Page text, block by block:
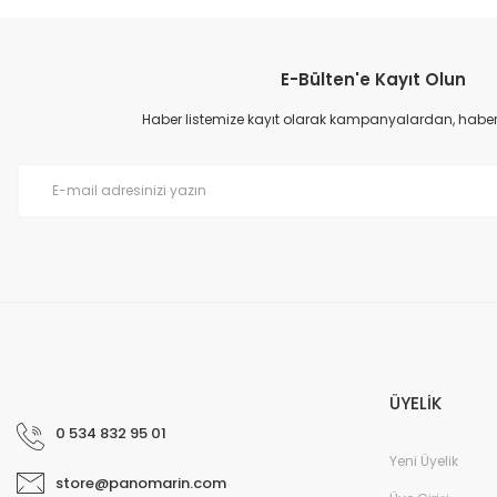
Ürün resmi kalitesiz, bozuk veya görüntülenemiyor.
Ürün açıklamasında eksik bilgiler bulunuyor.
E-Bülten'e Kayıt Olun
Haber listemize kayıt olarak kampanyalardan,
0 534 832 95 01
store@panomarin.com
ÜYELİK
Yeni Üyelik